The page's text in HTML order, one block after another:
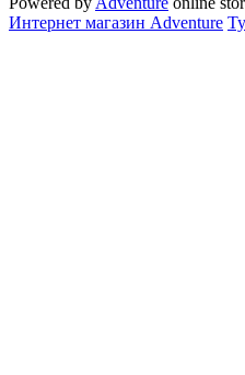
Интернет магазин Adventure